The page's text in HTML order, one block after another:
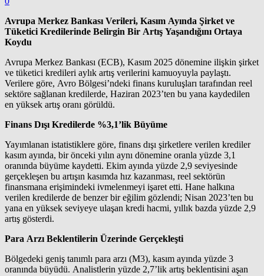
Avrupa Merkez Bankası Verileri, Kasım Ayında Şirket ve
Tüketici Kredilerinde Belirgin Bir Artış Yaşandığını Ortaya
Koydu
Avrupa Merkez Bankası (ECB), Kasım 2025 dönemine ilişkin şirket
ve tüketici kredileri aylık artış verilerini kamuoyuyla paylaştı.
Verilere göre, Avro Bölgesi’ndeki finans kuruluşları tarafından reel
sektöre sağlanan kredilerde, Haziran 2023’ten bu yana kaydedilen
en yüksek artış oranı görüldü.
Finans Dışı Kredilerde %3,1’lik Büyüme
Yayımlanan istatistiklere göre, finans dışı şirketlere verilen krediler
kasım ayında, bir önceki yılın aynı dönemine oranla yüzde 3,1
oranında büyüme kaydetti. Ekim ayında yüzde 2,9 seviyesinde
gerçekleşen bu artışın kasımda hız kazanması, reel sektörün
finansmana erişimindeki ivmelenmeyi işaret etti. Hane halkına
verilen kredilerde de benzer bir eğilim gözlendi; Nisan 2023’ten bu
yana en yüksek seviyeye ulaşan kredi hacmi, yıllık bazda yüzde 2,9
artış gösterdi.
Para Arzı Beklentilerin Üzerinde Gerçekleşti
Bölgedeki geniş tanımlı para arzı (M3), kasım ayında yüzde 3
oranında büyüdü. Analistlerin yüzde 2,7’lik artış beklentisini aşan